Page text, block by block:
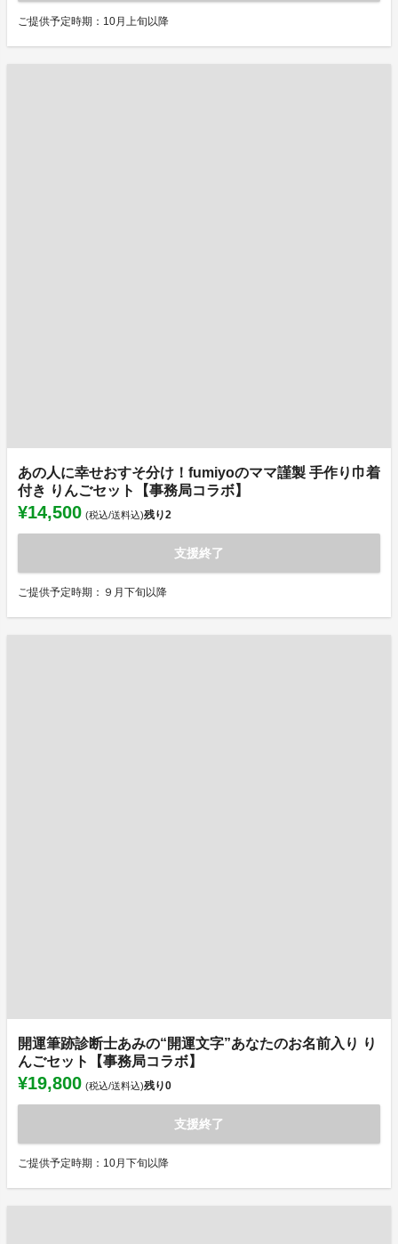
ご提供予定時期：10月上旬以降
あの人に幸せおすそ分け！fumiyoのママ謹製 手作り巾着
付き りんごセット【事務局コラボ】
¥14,500 (税込/送料込)残り2
支援終了
ご提供予定時期：９月下旬以降
開運筆跡診断士あみの“開運文字”あなたのお名前入り り
んごセット【事務局コラボ】
¥19,800 (税込/送料込)残り0
支援終了
ご提供予定時期：10月下旬以降